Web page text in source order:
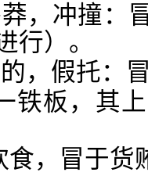
，冲撞：
行）。
，假托：
铁板，其
，冒于货